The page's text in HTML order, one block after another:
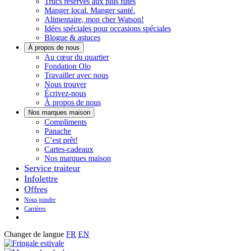
Manger local. Manger santé.
Alimentaire, mon cher Watson!
Idées spéciales pour occasions spéciales
Blogue & astuces
À propos de nous
Au cœur du quartierHistoires
Fondation Olo
Travailler avec nous
Nous trouver
Écrivez-nous
À propos de nous
Nos marques maison
ComplimentsNotre
qui
goûte
PanacheDécouvrez
Panache
C’est prêt!
bons.
Toujours
prêts
Cartes-cadeaux
Nos marques maison
Service traiteur
Infolettre
Offres
Nous joindre
Carrières
Changer de langue FR EN